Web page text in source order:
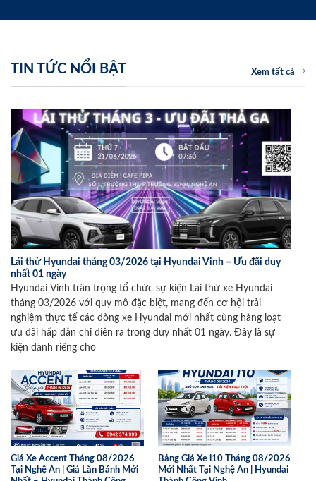
TIN TỨC NỔI BẬT Xem tất cả
Lái thử Hyundai tháng 03/2026 tại Hyundai Vinh – Ưu đãi duy
nhất 01 ngày
Hyundai Vinh trân trọng tổ chức sự kiện Lái thử xe Hyundai
tháng 03/2026 với quy mô đặc biệt, mang đến cơ hội trải
nghiệm thực tế các dòng xe Hyundai mới nhất cùng hàng loạt
ưu đãi hấp dẫn chỉ diễn ra trong duy nhất 01 ngày. Đây là sự
kiện dành riêng cho
Giá Xe Accent Tháng 08/2026
Tại Nghệ An | Giá Lăn Bánh Mới
Bảng Giá Xe i10 Tháng 08/2026
Mới Nhất Tại Nghệ An | Hyundai